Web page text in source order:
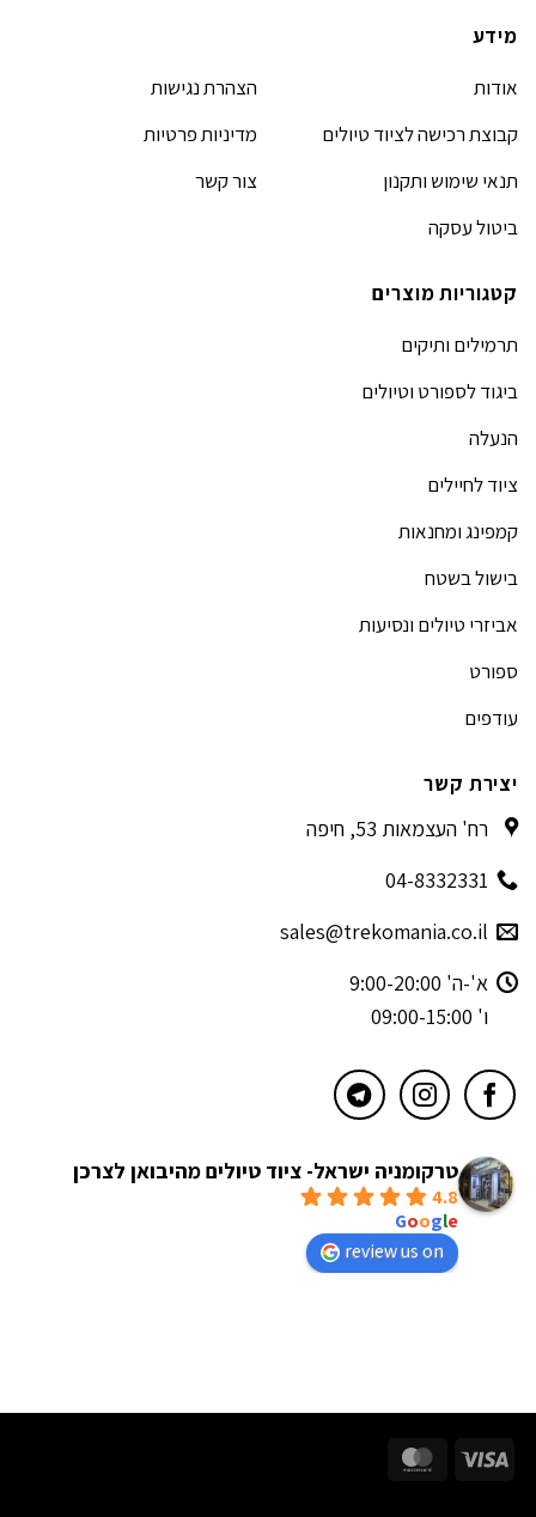
מידע
אודות
קבוצת רכישה לציוד טיולים
תנאי שימוש ותקנון
ביטול עסקה
הצהרת נגישות
מדיניות פרטיות
צור קשר
קטגוריות מוצרים
תרמילים ותיקים
ביגוד לספורט וטיולים
הנעלה
ציוד לחיילים
קמפינג ומחנאות
בישול בשטח
אביזרי טיולים ונסיעות
ספורט
עודפים
יצירת קשר
רח' העצמאות 53, חיפה
04-8332331
sales@trekomania.co.il
א'-ה' 9:00-20:00
ו' 09:00-15:00
טרקומניה ישראל- ציוד טיולים מהיבואן לצרכן
4.8
Google
review us on
Visa